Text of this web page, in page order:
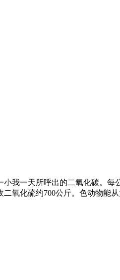
我一天所呼出的二氧化碳。每
氧化硫约700公斤。色动物能